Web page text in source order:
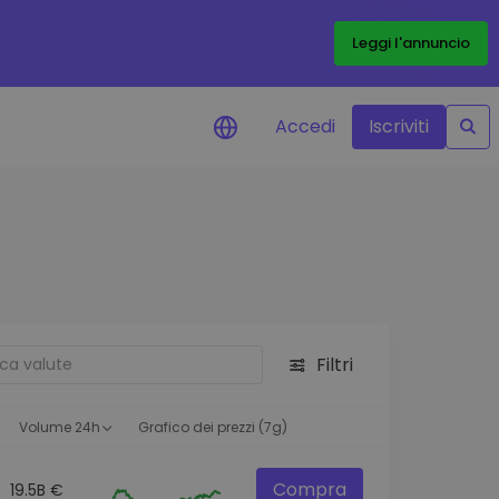
Leggi l'annuncio
utili per performance
Accedi Iscriviti
Filtri
Volume 24h Grafico dei prezzi (7g)
19.5B € Compra